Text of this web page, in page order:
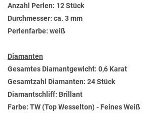
Anzahl Perlen: 12 Stück
Durchmesser: ca. 3 mm
Perlenfarbe: weiß
Diamanten
Gesamtes Diamantgewicht: 0,6 Karat
Gesamtzahl Diamanten: 24 Stück
Diamantschliff: Brillant
Farbe: TW (Top Wesselton) - Feines Weiß